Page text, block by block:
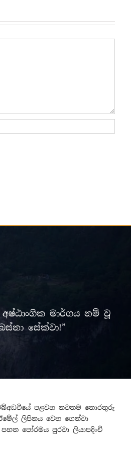
මාර්ගය නම් වූ
සේක්වා!”
පළවන නවතම තොරතුරු
ලිපිනය වෙත ගෙන්වා
පෝරමය පුරවා ලියාපදිංචි